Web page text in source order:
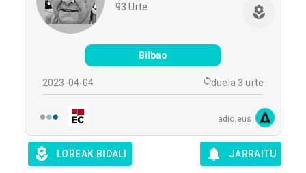
93 Urte
Bilbao
2023-04-04 duela 3 urte
adio.eus
LOREAK BIDALI JARRAITU